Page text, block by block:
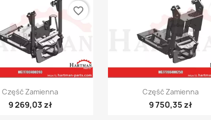
Szybki podgląd
Część Zamienna
9 269,03 zł
favorite_border
Szybki podgląd
Część Zamienna
9 750,35 zł